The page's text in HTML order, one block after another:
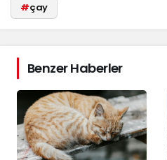
#çay
Benzer Haberler